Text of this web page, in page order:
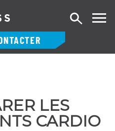
LES
CARDIO